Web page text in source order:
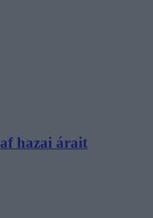
hazai árait